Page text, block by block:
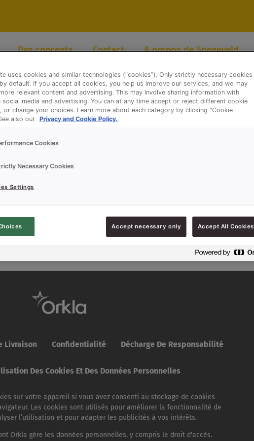
Des concepts Contact A propos de Sonneveld
for. Perhaps searching can help.
Livraison Confidentialité Décharge De Responsabilité
Des Cookies Et Des Données Personnelles
sur votre appareil si vous avez consenti au stockage de cookies
Les cookies sont utilisés pour améliorer la fonctionnalité de
l’utilisation et pour adapter les publicités à vos intérêts.
Orkla gère les données personnelles, y compris le droit d'accès.
uses cookies and similar technologies (“cookies”). Only strictly necessary cookies
default. If you accept all cookies, you help us improve our services, and we may
relevant content and advertising. This may involve sharing information with
social media and advertising. You can at any time accept or reject different cookie
or change your choices. Learn more about each category by clicking “Cookie
also our Privacy and Cookie Policy.
Cookies
Necessary Cookies
Settings
Accept necessary only Accept All Cookies